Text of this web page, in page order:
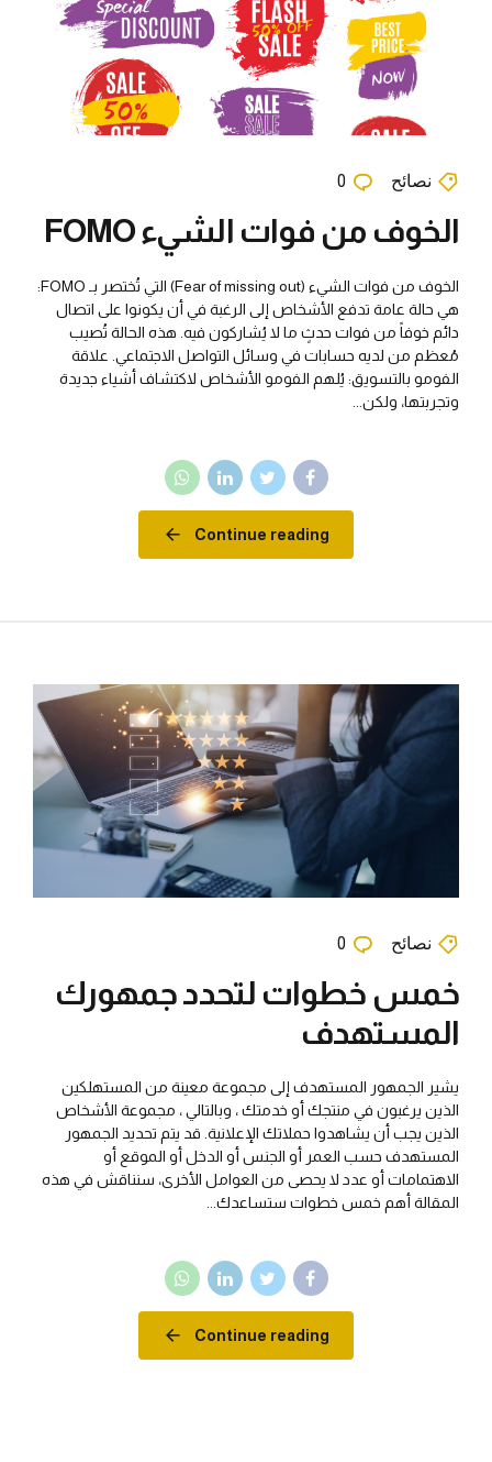
نصائح 0
الخوف من فوات الشيء FOMO
الخوف من فوات الشيء (Fear of missing out)‏ التي تُختصر بـ FOMO:
هي حالة عامة تدفع الأشخاص إلى الرغبة في أن يكونوا على اتصال
دائم خوفاً من فوات حدثٍ ما لا يُشاركون فيه. هذه الحالة تُصيب
مُعظم من لديه حسابات في وسائل التواصل الاجتماعي. علاقة
الفومو بالتسويق: يُلهم الفومو الأشخاص لاكتشاف أشياء جديدة
وتجربتها، ولكن...
Continue reading
نصائح 0
خمس خطوات لتحدد جمهورك
المستهدف
يشير الجمهور المستهدف إلى مجموعة معينة من المستهلكين
الذين يرغبون في منتجك أو خدمتك ، وبالتالي ، مجموعة الأشخاص
الذين يجب أن يشاهدوا حملاتك الإعلانية. قد يتم تحديد الجمهور
المستهدف حسب العمر أو الجنس أو الدخل أو الموقع أو
الاهتمامات أو عدد لا يحصى من العوامل الأخرى، سنناقش في هذه
المقالة أهم خمس خطوات ستساعدك...
Continue reading